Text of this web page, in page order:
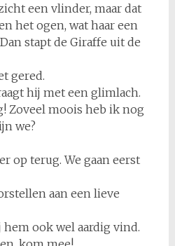
een vlinder, maar dat
het ogen, wat haar een
stapt de Giraffe uit de
gered.
hij met een glimlach.
Zoveel moois heb ik nog
we?
op terug. We gaan eerst
aan een lieve
ook wel aardig vind.